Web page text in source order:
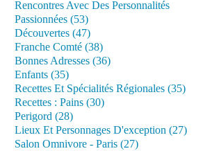
Rencontres Avec Des Personnalités
Passionnées (53)
Découvertes (47)
Franche Comté (38)
Bonnes Adresses (36)
Enfants (35)
Recettes Et Spécialités Régionales (35)
Recettes : Pains (30)
Perigord (28)
Lieux Et Personnages D'exception (27)
Salon Omnivore - Paris (27)